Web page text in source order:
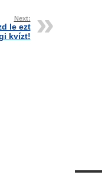
Next:
le ezt
kvízt!